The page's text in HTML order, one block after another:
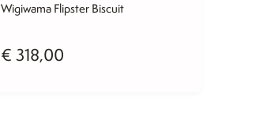
Wigiwama Flipster Biscuit
€ 318,00